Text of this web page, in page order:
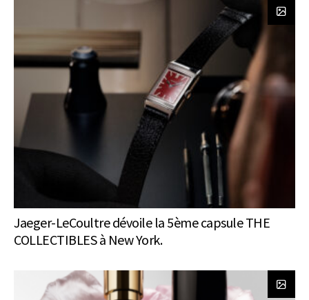
Jaeger-LeCoultre dévoile la 5ème capsule THE
COLLECTIBLES à New York.